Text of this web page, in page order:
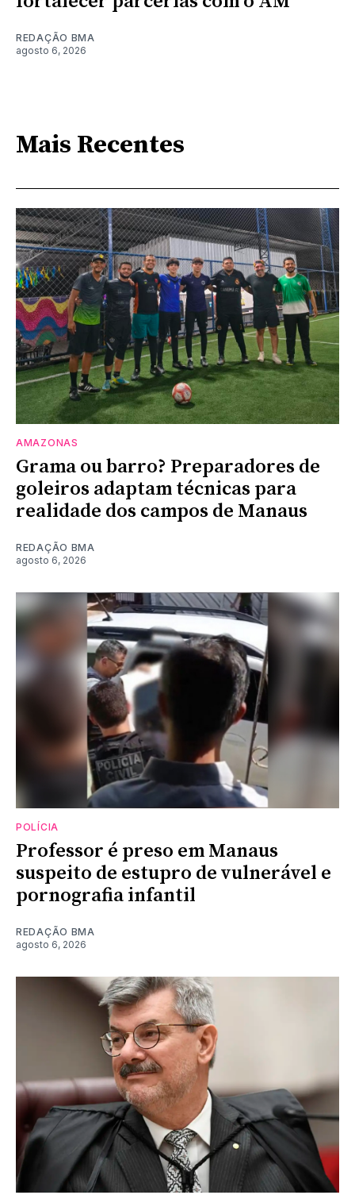
REDAÇÃO BMA
agosto 6, 2026
Mais Recentes
AMAZONAS
Grama ou barro? Preparadores de
goleiros adaptam técnicas para
realidade dos campos de Manaus
REDAÇÃO BMA
agosto 6, 2026
POLÍCIA
Professor é preso em Manaus
suspeito de estupro de vulnerável e
pornografia infantil
REDAÇÃO BMA
agosto 6, 2026